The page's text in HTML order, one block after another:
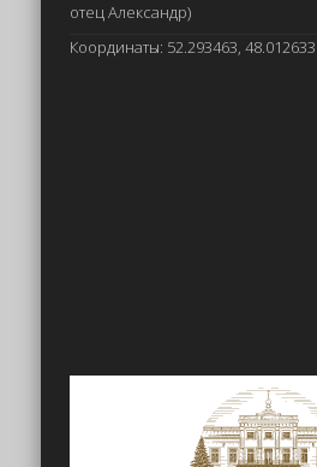
отец Александр)
Координаты: 52.293463, 48.012633